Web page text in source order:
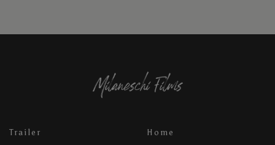
Trailer Home